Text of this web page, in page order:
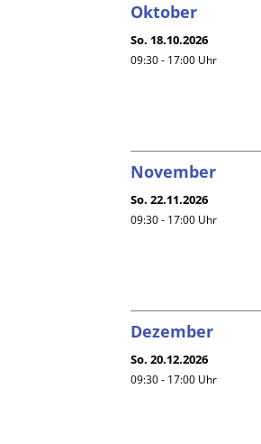
Oktober
So. 18.10.2026
09:30 - 17:00 Uhr
November
So. 22.11.2026
09:30 - 17:00 Uhr
Dezember
So. 20.12.2026
09:30 - 17:00 Uhr